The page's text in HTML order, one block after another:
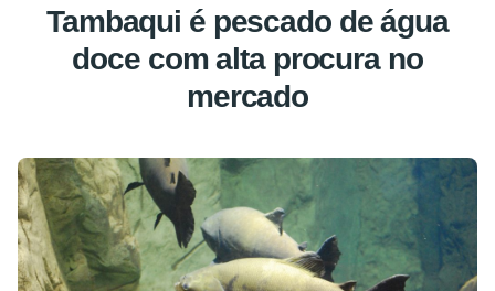
Tambaqui é pescado de água
doce com alta procura no
mercado